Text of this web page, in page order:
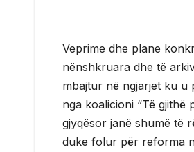
Veprime dhe plane
nënshkruara dhe të
mbajtur në ngjarjet ku u
nga koalicioni “Të
gjyqësor janë shumë të
duke folur për reforma